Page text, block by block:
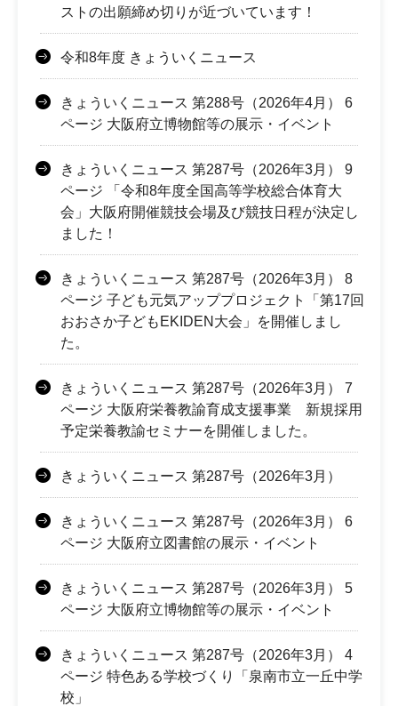
ストの出願締め切りが近づいています！
令和8年度 きょういくニュース
きょういくニュース 第288号（2026年4月） 6
ページ 大阪府立博物館等の展示・イベント
きょういくニュース 第287号（2026年3月） 9
ページ 「令和8年度全国高等学校総合体育大
会」大阪府開催競技会場及び競技日程が決定し
ました！
きょういくニュース 第287号（2026年3月） 8
ページ 子ども元気アッププロジェクト「第17回
おおさか子どもEKIDEN大会」を開催しまし
た。
きょういくニュース 第287号（2026年3月） 7
ページ 大阪府栄養教諭育成支援事業 新規採用
予定栄養教諭セミナーを開催しました。
きょういくニュース 第287号（2026年3月）
きょういくニュース 第287号（2026年3月） 6
ページ 大阪府立図書館の展示・イベント
きょういくニュース 第287号（2026年3月） 5
ページ 大阪府立博物館等の展示・イベント
きょういくニュース 第287号（2026年3月） 4
ページ 特色ある学校づくり「泉南市立一丘中学
校」